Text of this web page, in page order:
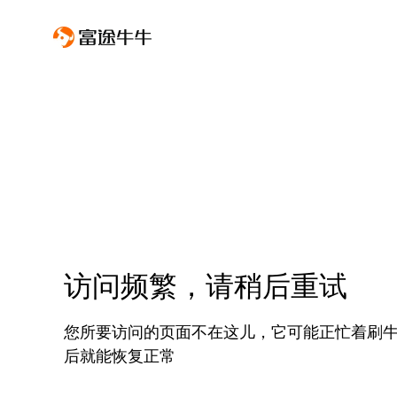
访问频繁，请稍后重试
您所要访问的页面不在这儿，它可能正忙着刷
后就能恢复正常